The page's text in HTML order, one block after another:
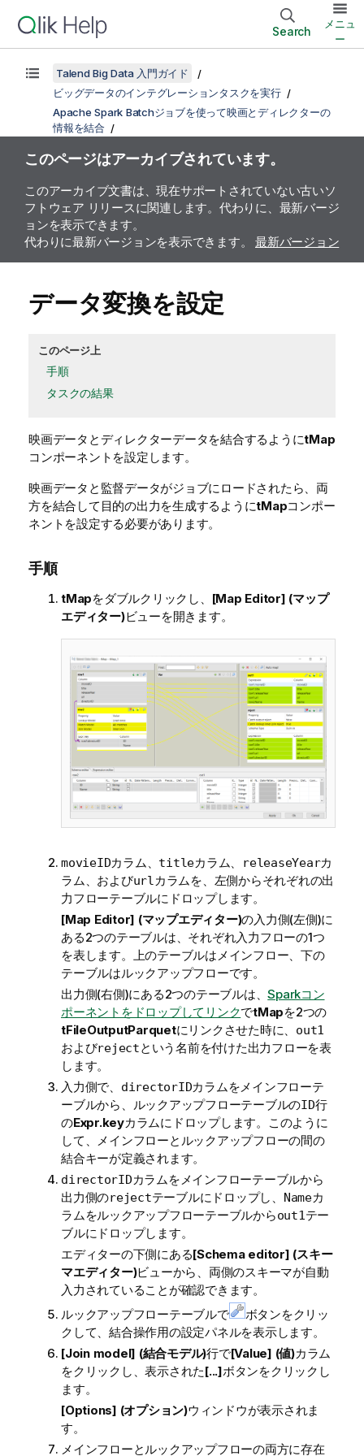
Search
メニュ
ー
Talend Big Data 入門ガイド
ビッグデータのインテグレーションタスクを実行
Apache Spark Batchジョブを使って映画とディレクターの
情報を結合
このページはアーカイブされています。
このアーカイブ文書は、現在サポートされていない古いソ
フトウェア リリースに関連します。代わりに、最新バージ
ョンを表示できます。
代わりに最新バージョンを表示できます。 最新バージョン
データ変換を設定
このページ上
手順
タスクの結果
映画データとディレクターデータを結合するようにtMap
コンポーネントを設定します。
映画データと監督データがジョブにロードされたら、両
方を結合して目的の出力を生成するようにtMapコンポー
ネントを設定する必要があります。
手順
tMapをダブルクリックし、 [Map Editor] (マップ
エディター)ビューを開きます。
movieIDカラム、 titleカラム、 releaseYearカ
ラム、およびurlカラムを、左側からそれぞれの出
力フローテーブルにドロップします。
[Map Editor] (マップエディター)の入力側(左側)に
ある2つのテーブルは、それぞれ入力フローの1つ
を表します。上のテーブルはメインフロー、下の
テーブルはルックアップフローです。
出力側(右側)にある2つのテーブルは、Sparkコン
ポーネントをドロップしてリンクでtMapを2つの
tFileOutputParquetにリンクさせた時に、 out1
およびrejectという名前を付けた出力フローを表
します。
入力側で、 directorIDカラムをメインフローテ
ーブルから、ルックアップフローテーブルのID行
のExpr.keyカラムにドロップします。このように
して、メインフローとルックアップフローの間の
結合キーが定義されます。
directorIDカラムをメインフローテーブルから
出力側のrejectテーブルにドロップし、 Nameカ
ラムをルックアップフローテーブルからout1テー
ブルにドロップします。
エディターの下側にある[Schema editor] (スキー
マエディター)ビューから、両側のスキーマが自動
入力されていることが確認できます。
ルックアップフローテーブルで
ボタンをクリッ
クして、結合操作用の設定パネルを表示します。
[Join model] (結合モデル)行で[Value] (値)カラム
をクリックし、表示された[...]ボタンをクリックし
ます。
[Options] (オプション)ウィンドウが表示されま
す。
メインフローとルックアップフローの両方に存在